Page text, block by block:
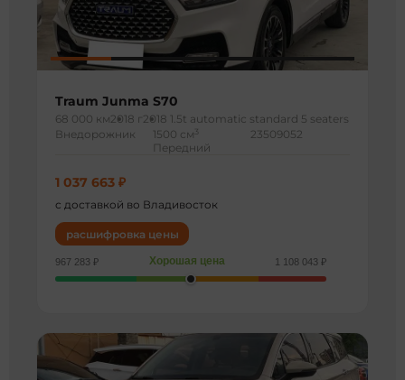
Traum Junma S70
68 000 км2018 г 2018 1.5t automatic standard 5 seaters
Внедорожник
1500 см 3
Передний
23509052
1 037 663 ₽
с доставкой во Владивосток
расшифровка цены
967 283 ₽ Хорошая цена 1 108 043 ₽